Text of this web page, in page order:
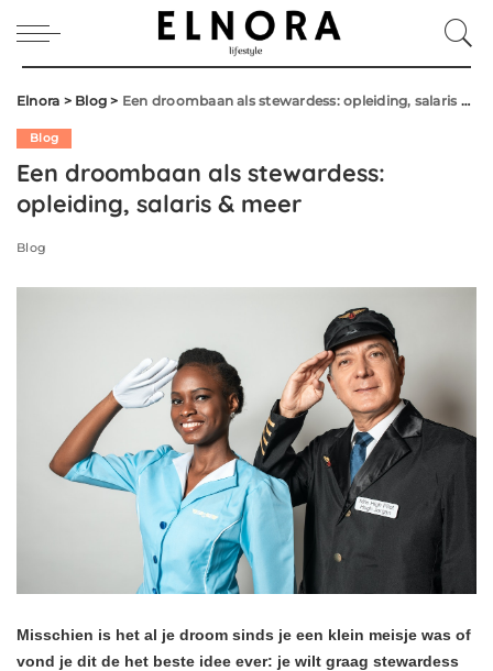
Elnora > Blog > Een droombaan als stewardess: opleiding, salaris & meer
Blog
Een droombaan als stewardess:
opleiding, salaris & meer
Blog
Misschien is het al je droom sinds je een klein meisje was of
vond je dit de het beste idee ever: je wilt graag stewardess